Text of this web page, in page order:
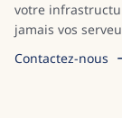
votre
jamais vos
Contactez-nous